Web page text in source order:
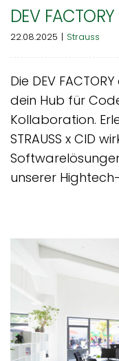
DEV FACTORY
22.08.2025 | Strauss
Die DEV
dein Hub für
Kollaboration.
STRAUSS x CID
unserer